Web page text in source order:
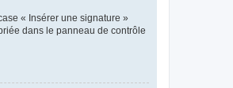
« Insérer une signature »
dans le panneau de contrôle